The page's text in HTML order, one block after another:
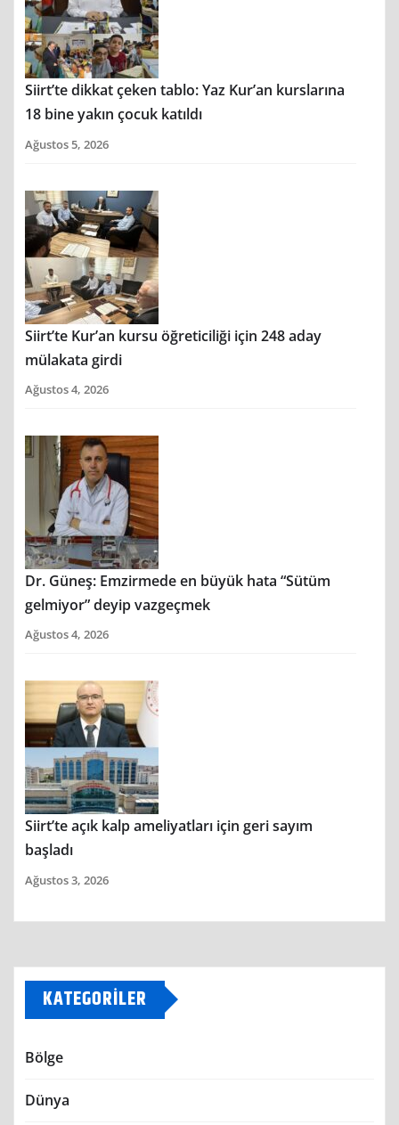
Siirt’te dikkat çeken tablo: Yaz Kur’an kurslarına
18 bine yakın çocuk katıldı
Ağustos 5, 2026
Siirt’te Kur’an kursu öğreticiliği için 248 aday
mülakata girdi
Ağustos 4, 2026
Dr. Güneş: Emzirmede en büyük hata “Sütüm
gelmiyor” deyip vazgeçmek
Ağustos 4, 2026
Siirt’te açık kalp ameliyatları için geri sayım
başladı
Ağustos 3, 2026
KATEGORILER
Bölge
Dünya